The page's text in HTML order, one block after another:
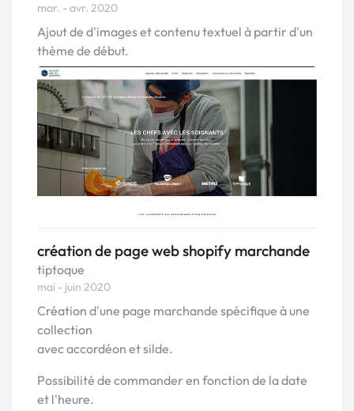
mar. - avr. 2020
Ajout de d'images et contenu textuel à partir d'un
thème de début.
création de page web shopify marchande
tiptoque
mai - juin 2020
Création d'une page marchande spécifique à une
collection
avec accordéon et silde.
Possibilité de commander en fonction de la date
et l'heure.